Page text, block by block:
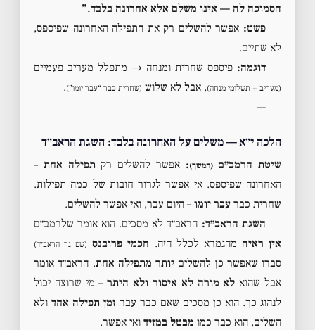
הסמוכה לה — אינו משלם אלא אחרונה בלבד.”
פשט: אפשר להשלים רק את התפילה האחרונה שפיספס,
לא שתיים.
דוגמה: פיספס שחרית ומנחה → מתפלל מעריב פעמיים
(מעריב + תשלומי מנחה), אבל לא שלוש (שחרית כבר “עבר יומו”).
—
הלכה י״א — משלים על האחרונה בלבד: השגת הראב״ד
שיטת הרמב״ם(המשך): אפשר להשלים רקתפילה אחת –
האחרונה שפיספס. אי אפשר לגרור חובות של כמה תפילות.
שחרית כבר עבר יומו – היום עבר, ואי אפשר להשלים.
השגת הראב״ד: הראב״ד לא מסכים. הוא אומר שלרמב״ם
אין ראיה מהגמרא לכלל הזה. חכמי פרובנס (שם גר הראב״ד)
סברו שאפשר כן להשלים יותר מתפילה אחת. הראב״ד אומר
אבל שהוא לא מורה לא איסור ולא היתר– מי שרוצה יכול
לנהוג כך. הוא כן מסכים שאם כבר עבר זמן תפילה אחד ולא
השלים, הוא כבר כמו מבטל במזיד ואי אפשר.